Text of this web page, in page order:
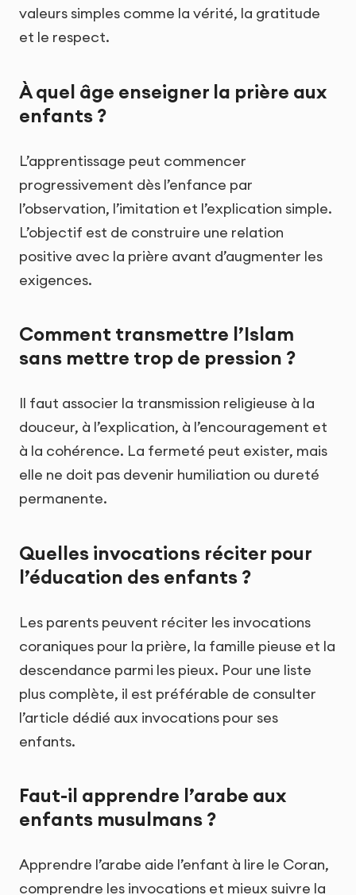
valeurs simples comme la vérité, la gratitude
et le respect.
À quel âge enseigner la prière aux
enfants ?
L’apprentissage peut commencer
progressivement dès l’enfance par
l’observation, l’imitation et l’explication simple.
L’objectif est de construire une relation
positive avec la prière avant d’augmenter les
exigences.
Comment transmettre l’Islam
sans mettre trop de pression ?
Il faut associer la transmission religieuse à la
douceur, à l’explication, à l’encouragement et
à la cohérence. La fermeté peut exister, mais
elle ne doit pas devenir humiliation ou dureté
permanente.
Quelles invocations réciter pour
l’éducation des enfants ?
Les parents peuvent réciter les invocations
coraniques pour la prière, la famille pieuse et la
descendance parmi les pieux. Pour une liste
plus complète, il est préférable de consulter
l’article dédié aux invocations pour ses
enfants.
Faut-il apprendre l’arabe aux
enfants musulmans ?
Apprendre l’arabe aide l’enfant à lire le Coran,
comprendre les invocations et mieux suivre la